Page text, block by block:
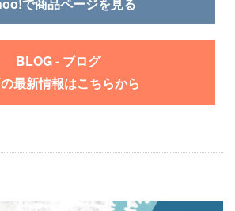
BLOG - ブログ
最新情報はこちらから